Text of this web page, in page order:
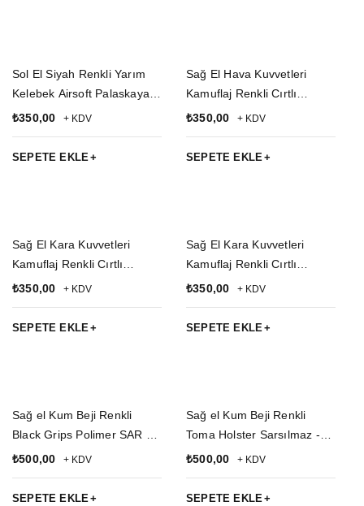
Sol El Siyah Renkli Yarım
Kelebek Airsoft Palaskaya
Kemere Geçirmeli impertex
₺350,00 + KDV
SEPETE EKLE
Sağ El Hava Kuvvetleri
Kamuflaj Renkli Cırtlı
Kapaklı Airsoft Sallamalı
Geçirmeli impertex Silah
₺350,00 + KDV
SEPETE EKLE
Sağ El Kara Kuvvetleri
Kamuflaj Renkli Cırtlı
Kapaklı Airsoft Sallamalı
Geçirmeli impertex Silah
₺350,00 + KDV
SEPETE EKLE
Sağ El Kara Kuvvetleri
Kamuflaj Renkli Cırtlı
Kapaklı Airsoft Sallamalı
Geçirmeli impertex Silah
₺350,00 + KDV
SEPETE EKLE
Sağ el Kum Beji Renkli
Black Grips Polimer SAR 9 -
Sar 9 Mete Silah Kılıfı
₺500,00 + KDV
SEPETE EKLE
Sağ el Kum Beji Renkli
Toma Holster Sarsılmaz -
CZ 75 Polimer Silah Kılıfı
₺500,00 + KDV
SEPETE EKLE